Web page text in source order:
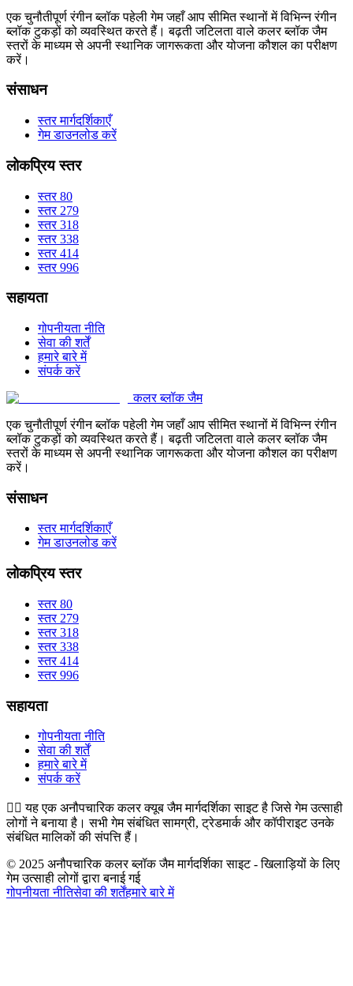
एक चुनौतीपूर्ण रंगीन ब्लॉक पहेली गेम जहाँ आप सीमित स्थानों में विभिन्न रंगीन
ब्लॉक टुकड़ों को व्यवस्थित करते हैं। बढ़ती जटिलता वाले कलर ब्लॉक जैम
स्तरों के माध्यम से अपनी स्थानिक जागरूकता और योजना कौशल का परीक्षण
करें।
संसाधन
स्तर मार्गदर्शिकाएँ
गेम डाउनलोड करें
लोकप्रिय स्तर
स्तर 80
स्तर 279
स्तर 318
स्तर 338
स्तर 414
स्तर 996
सहायता
गोपनीयता नीति
सेवा की शर्तें
हमारे बारे में
संपर्क करें
कलर ब्लॉक जैम
एक चुनौतीपूर्ण रंगीन ब्लॉक पहेली गेम जहाँ आप सीमित स्थानों में विभिन्न रंगीन
ब्लॉक टुकड़ों को व्यवस्थित करते हैं। बढ़ती जटिलता वाले कलर ब्लॉक जैम
स्तरों के माध्यम से अपनी स्थानिक जागरूकता और योजना कौशल का परीक्षण
करें।
संसाधन
स्तर मार्गदर्शिकाएँ
गेम डाउनलोड करें
लोकप्रिय स्तर
स्तर 80
स्तर 279
स्तर 318
स्तर 338
स्तर 414
स्तर 996
सहायता
गोपनीयता नीति
सेवा की शर्तें
हमारे बारे में
संपर्क करें
👉🏻यह एक अनौपचारिक कलर क्यूब जैम मार्गदर्शिका साइट है जिसे गेम उत्साही
लोगों ने बनाया है। सभी गेम संबंधित सामग्री, ट्रेडमार्क और कॉपीराइट उनके
संबंधित मालिकों की संपत्ति हैं।
© 2025 अनौपचारिक कलर ब्लॉक जैम मार्गदर्शिका साइट - खिलाड़ियों के लिए
गेम उत्साही लोगों द्वारा बनाई गई
गोपनीयता नीतिसेवा की शर्तेंहमारे बारे में